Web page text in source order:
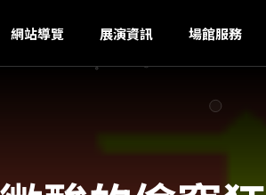
網站導覽 展演資訊 場館服務